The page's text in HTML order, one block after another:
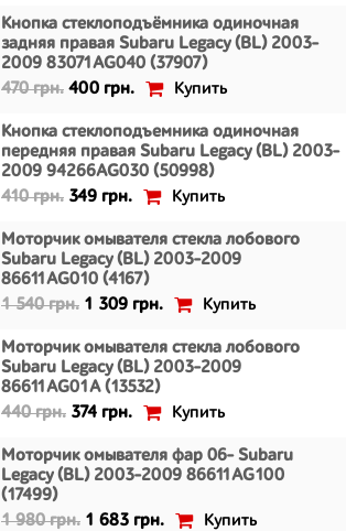
Кнопка стеклоподъёмника одиночная
задняя правая Subaru Legacy (BL) 2003-
2009 83071AG040 (37907)
470 грн. 400 грн. Купить
Кнопка стеклоподъемника одиночная
передняя правая Subaru Legacy (BL) 2003-
2009 94266AG030 (50998)
410 грн. 349 грн. Купить
Моторчик омывателя стекла лобового
Subaru Legacy (BL) 2003-2009
86611AG010 (4167)
1 540 грн. 1 309 грн. Купить
Моторчик омывателя стекла лобового
Subaru Legacy (BL) 2003-2009
86611AG01A (13532)
440 грн. 374 грн. Купить
Моторчик омывателя фар 06- Subaru
Legacy (BL) 2003-2009 86611AG100
(17499)
1 980 грн. 1 683 грн. Купить